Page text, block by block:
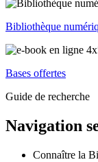
Bibliothèque
Bases offertes
Guide de recherche
Navigation
Connaître la